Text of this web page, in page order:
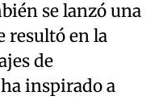
se lanzó una
resultó en la
de
inspirado a